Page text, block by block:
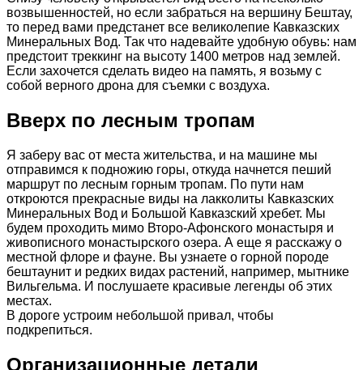
возвышенностей, но если забраться на вершину Бештау,
то перед вами предстанет все великолепие Кавказских
Минеральных Вод. Так что надевайте удобную обувь: нам
предстоит треккинг на высоту 1400 метров над землей.
Если захочется сделать видео на память, я возьму с
собой верного дрона для съемки с воздуха.
Вверх по лесным тропам
Я заберу вас от места жительства, и на машине мы
отправимся к подножию горы, откуда начнется пеший
маршрут по лесным горным тропам. По пути нам
откроются прекрасные виды на лакколиты Кавказских
Минеральных Вод и Большой Кавказский хребет. Мы
будем проходить мимо Второ-Афонского монастыря и
живописного монастырского озера. А еще я расскажу о
местной флоре и фауне. Вы узнаете о горной породе
бештаунит и редких видах растений, например, мытнике
Вильгельма. И послушаете красивые легенды об этих
местах.
В дороге устроим небольшой привал, чтобы
подкрепиться.
Организационные детали